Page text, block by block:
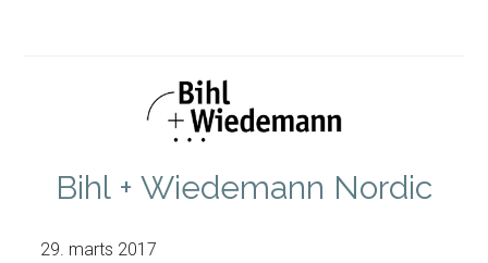
Bihl + Wiedemann Nordic
29. marts 2017